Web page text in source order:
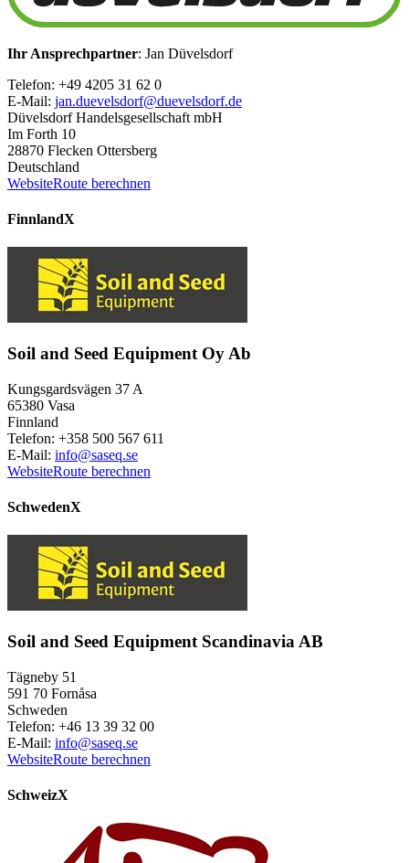
Ihr Ansprechpartner: Jan Düvelsdorf
Telefon: +49 4205 31 62 0
E-Mail: jan.duevelsdorf@duevelsdorf.de
Düvelsdorf Handelsgesellschaft mbH
Im Forth 10
28870 Flecken Ottersberg
Deutschland
WebsiteRoute berechnen
FinnlandX
Soil and Seed Equipment Oy Ab
Kungsgardsvägen 37 A
65380 Vasa
Finnland
Telefon: +358 500 567 611
E-Mail: info@saseq.se
WebsiteRoute berechnen
SchwedenX
Soil and Seed Equipment Scandinavia AB
Tägneby 51
591 70 Fornåsa
Schweden
Telefon: +46 13 39 32 00
E-Mail: info@saseq.se
WebsiteRoute berechnen
SchweizX